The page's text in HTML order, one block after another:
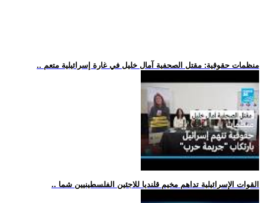
.. منظمات حقوقية: مقتل الصحفية آمال خليل في غارة إسرائيلية متعم
.. القوات الإسرائيلية تداهم مخيم قلنديا للاجئين الفلسطينيين شما